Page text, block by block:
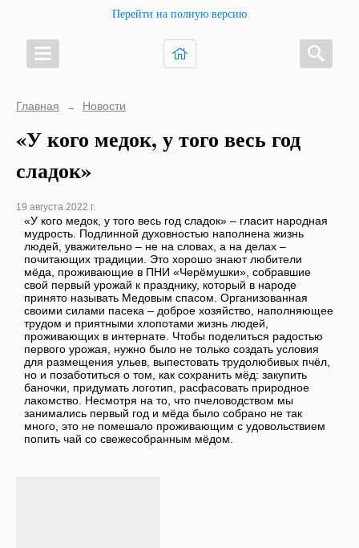
Перейти на полную версию
Главная → Новости
«У кого медок, у того весь год
сладок»
19 августа 2022 г.
«У кого медок, у того весь год сладок» – гласит народная
мудрость. Подлинной духовностью наполнена жизнь
людей, уважительно – не на словах, а на делах –
почитающих традиции. Это хорошо знают любители
мёда, проживающие в ПНИ «Черёмушки», собравшие
свой первый урожай к празднику, который в народе
принято называть Медовым спасом. Организованная
своими силами пасека – доброе хозяйство, наполняющее
трудом и приятными хлопотами жизнь людей,
проживающих в интернате. Чтобы поделиться радостью
первого урожая, нужно было не только создать условия
для размещения ульев, выпестовать трудолюбивых пчёл,
но и позаботиться о том, как сохранить мёд: закупить
баночки, придумать логотип, расфасовать природное
лакомство. Несмотря на то, что пчеловодством мы
занимались первый год и мёда было собрано не так
много, это не помешало проживающим с удовольствием
попить чай со свежесобранным мёдом.